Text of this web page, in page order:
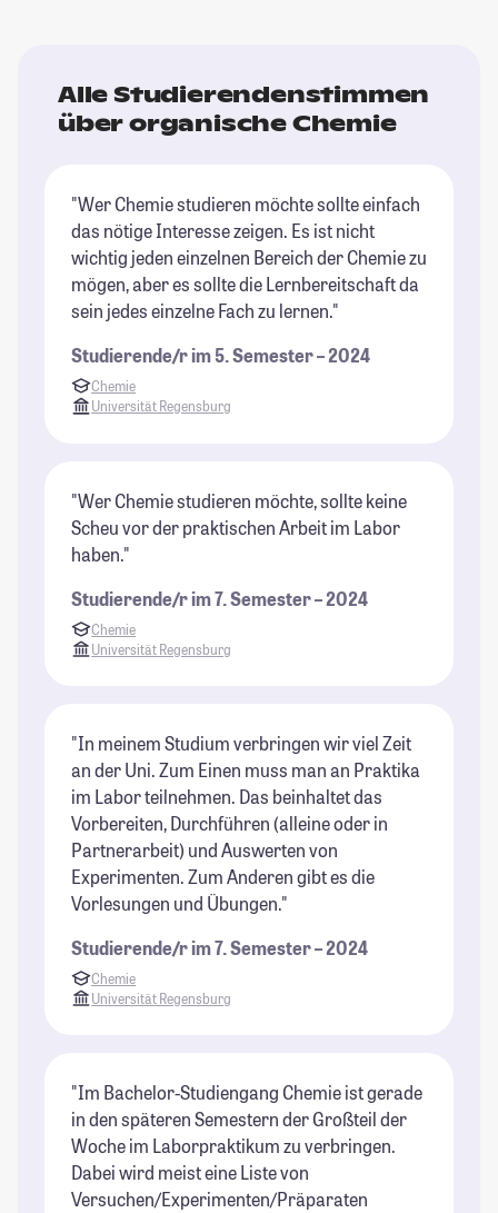
Alle Studierendenstimmen
über organische Chemie
"Wer Chemie studieren möchte sollte einfach
das nötige Interesse zeigen. Es ist nicht
wichtig jeden einzelnen Bereich der Chemie zu
mögen, aber es sollte die Lernbereitschaft da
sein jedes einzelne Fach zu lernen."
Studierende/r im 5. Semester – 2024
Chemie
Universität Regensburg
"Wer Chemie studieren möchte, sollte keine
Scheu vor der praktischen Arbeit im Labor
haben."
Studierende/r im 7. Semester – 2024
Chemie
Universität Regensburg
"In meinem Studium verbringen wir viel Zeit
an der Uni. Zum Einen muss man an Praktika
im Labor teilnehmen. Das beinhaltet das
Vorbereiten, Durchführen (alleine oder in
Partnerarbeit) und Auswerten von
Experimenten. Zum Anderen gibt es die
Vorlesungen und Übungen."
Studierende/r im 7. Semester – 2024
Chemie
Universität Regensburg
"Im Bachelor-Studiengang Chemie ist gerade
in den späteren Semestern der Großteil der
Woche im Laborpraktikum zu verbringen.
Dabei wird meist eine Liste von
Versuchen/Experimenten/Präparaten